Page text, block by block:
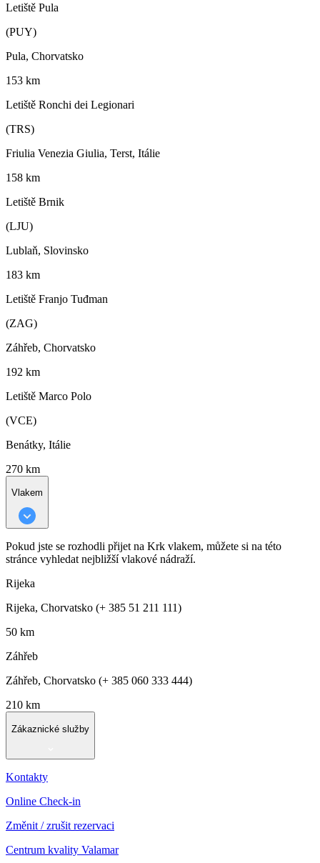
Letiště Pula
(PUY)
Pula, Chorvatsko
153 km
Letiště Ronchi dei Legionari
(TRS)
Friulia Venezia Giulia, Terst, Itálie
158 km
Letiště Brnik
(LJU)
Lublaň, Slovinsko
183 km
Letiště Franjo Tuđman
(ZAG)
Záhřeb, Chorvatsko
192 km
Letiště Marco Polo
(VCE)
Benátky, Itálie
270 km
Vlakem
Pokud jste se rozhodli přijet na Krk vlakem, můžete si na této
stránce vyhledat nejbližší vlakové nádraží.
Rijeka
Rijeka, Chorvatsko (+ 385 51 211 111)
50 km
Záhřeb
Záhřeb, Chorvatsko (+ 385 060 333 444)
210 km
Zákaznické služby
Kontakty
Online Check-in
Změnit / zrušit rezervaci
Centrum kvality Valamar